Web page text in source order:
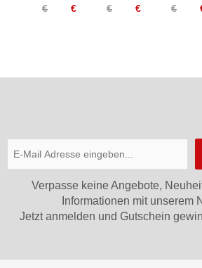
€
€
Brie
€
€
€
Verpasse keine Angebote,
Informationen mit unserem
Jetzt anmelden und Gutschein